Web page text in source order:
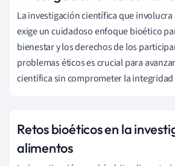
La investigación científica que
exige un cuidadoso enfoque bioético
bienestar y los derechos de los
problemas éticos es crucial para
científica sin comprometer la
Retos bioéticos en la
alimentos